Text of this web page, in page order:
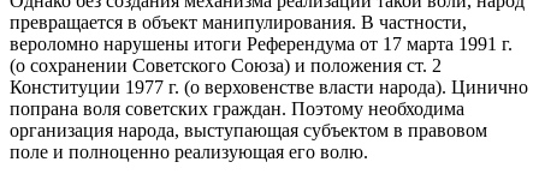
превращается в объект манипулирования. В частности,
вероломно нарушены итоги Референдума от 17 марта 1991 г.
(о сохранении Советского Союза) и положения ст. 2
Конституции 1977 г. (о верховенстве власти народа). Цинично
попрана воля советских граждан. Поэтому необходима
организация народа, выступающая субъектом в правовом
поле и полноценно реализующая его волю.